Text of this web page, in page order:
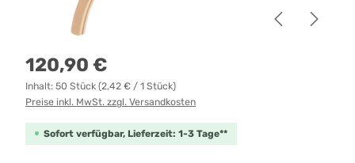
Regulärer Preis:
120,90 €
Inhalt: 50 Stück (2,42 € / 1 Stück)
Preise inkl. MwSt. zzgl. Versandkosten
Sofort verfügbar, Lieferzeit: 1-3 Tage**